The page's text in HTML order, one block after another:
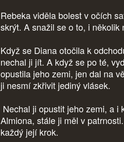
Rebeka viděla bolest v očích
skrýt. A snažil se o to, i
Když se Diana otočila k
nechal ji jít. A když se po té,
opustila jeho zemi, jen dal na
ji nesmí zkřivit jediný vlásek.
Nechal ji opustit jeho zemi, a i
Almiona, stále ji měl v
každý její krok.